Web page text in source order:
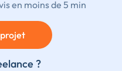
en moins de 5 min
?